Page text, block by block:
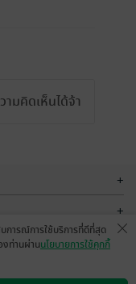
มคิดเห็นได้จ้า
+
+
การณ์การใช้บริการที่ดีที่สุด
งท่านผ่านนโยบายการใช้คุกกี้